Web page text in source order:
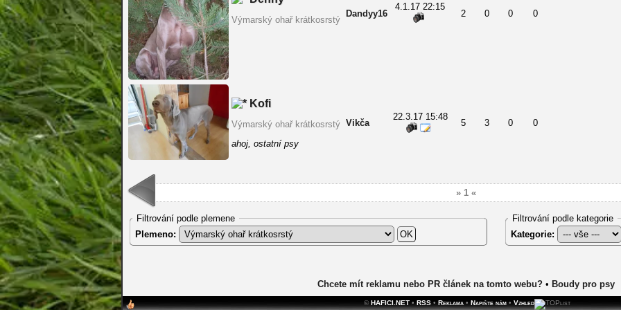
Výmarský ohař krátkosrstý
Dandyy16
4.1.17 22:15
2 0 0 0
Kofi
Výmarský ohař krátkosrstý
ahoj, ostatní psy
Vikča
22.3.17 15:48
5 3 0 0
» 1 «
Filtrování podle plemene
Plemeno:
Filtrování podle kategorie
Kategorie:
Chcete mít reklamu nebo PR článek na tomto webu?• Boudy pro psy
©HAFICI.NET• RSS• Reklama• Napište nám• Vzhled